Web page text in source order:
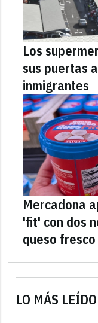
LO MÁS
Los
sus puertas
inmigrantes
Mercadona
'fit' con dos
queso